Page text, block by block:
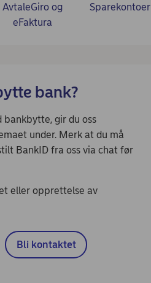
AvtaleGiro og
eFaktura
Sparekontoer
bank?
bankbytte, gir du oss
under. Merk at du må
BankID fra oss via chat før
eller opprettelse av
Bli kontaktet